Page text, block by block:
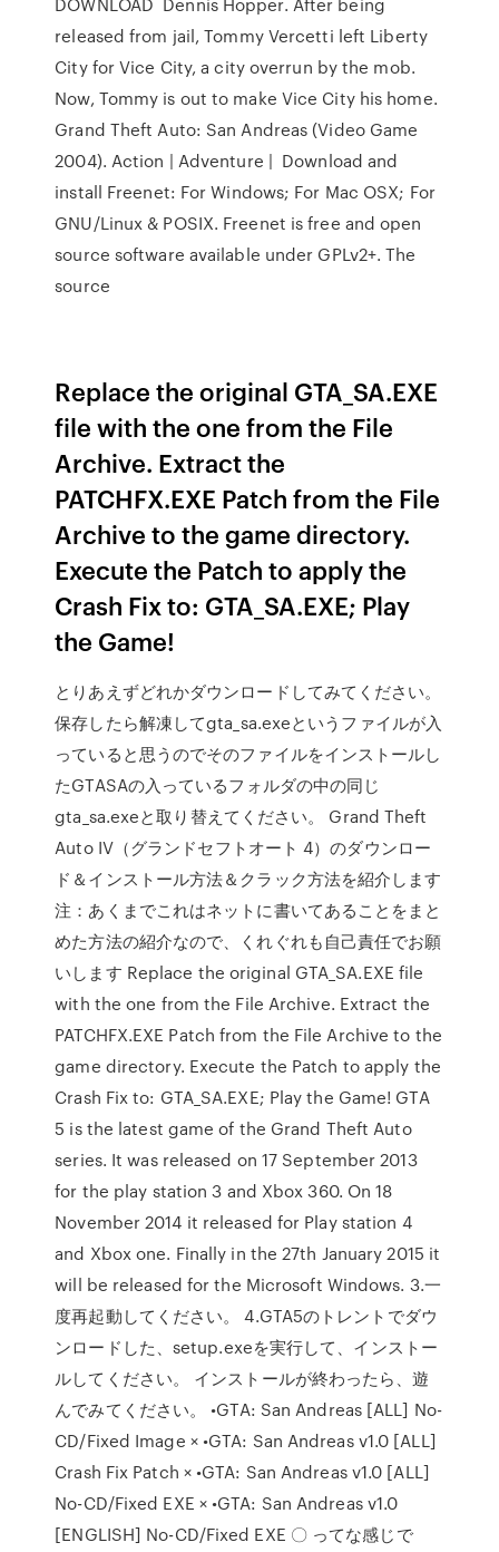
released from jail, Tommy Vercetti left Liberty
City for Vice City, a city overrun by the mob.
Now, Tommy is out to make Vice City his home.
Grand Theft Auto: San Andreas (Video Game
2004). Action | Adventure | Download and
install Freenet: For Windows; For Mac OSX; For
GNU/Linux & POSIX. Freenet is free and open
source software available under GPLv2+. The
source
Replace the original GTA_SA.EXE
file with the one from the File
Archive. Extract the
PATCHFX.EXE Patch from the File
Archive to the game directory.
Execute the Patch to apply the
Crash Fix to: GTA_SA.EXE; Play
the Game!
とりあえずどれかダウンロードしてみてください。
保存したら解凍してgta_sa.exeというファイルが入
っていると思うのでそのファイルをインストールし
たGTASAの入っているフォルダの中の同じ
gta_sa.exeと取り替えてください。 Grand Theft
Auto IV（グランドセフトオート 4）のダウンロー
ド＆インストール方法＆クラック方法を紹介します
注：あくまでこれはネットに書いてあることをまと
めた方法の紹介なので、くれぐれも自己責任でお願
いします Replace the original GTA_SA.EXE file
with the one from the File Archive. Extract the
PATCHFX.EXE Patch from the File Archive to the
game directory. Execute the Patch to apply the
Crash Fix to: GTA_SA.EXE; Play the Game! GTA
5 is the latest game of the Grand Theft Auto
series. It was released on 17 September 2013
for the play station 3 and Xbox 360. On 18
November 2014 it released for Play station 4
and Xbox one. Finally in the 27th January 2015 it
will be released for the Microsoft Windows. 3.一
度再起動してください。 4.GTA5のトレントでダウ
ンロードした、setup.exeを実行して、インストー
ルしてください。 インストールが終わったら、遊
んでみてください。 •GTA: San Andreas [ALL] No-
CD/Fixed Image × •GTA: San Andreas v1.0 [ALL]
Crash Fix Patch × •GTA: San Andreas v1.0 [ALL]
No-CD/Fixed EXE × •GTA: San Andreas v1.0
[ENGLISH] No-CD/Fixed EXE 〇 ってな感じで